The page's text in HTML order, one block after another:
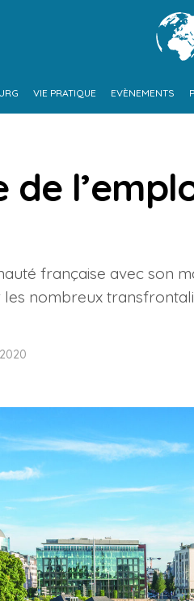
VIE PRATIQUE EVÈNEMENTS
de
française avec son
nombreux